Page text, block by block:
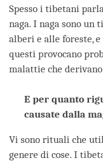
Spesso i tibetani
naga. I naga sono
alberi e alle foreste,
questi provocano
malattie che
E per quanto
causate dalla
Vi sono rituali che
genere di cose. I